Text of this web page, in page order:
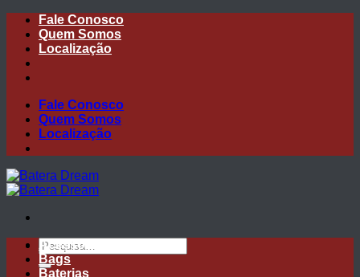
Skip
content
Fale Conosco
Quem Somos
Localização
Fale Conosco
Quem Somos
Localização
Pesquisar
por:
Acessórios
Bags
Baterias